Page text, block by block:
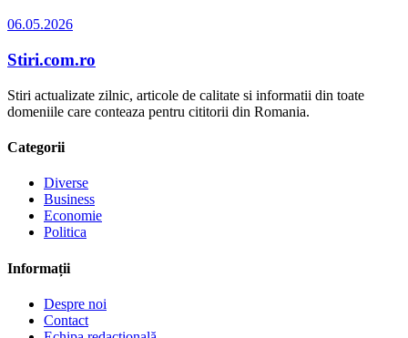
06.05.2026
Stiri.com.ro
Stiri actualizate zilnic, articole de calitate si informatii din toate
domeniile care conteaza pentru cititorii din Romania.
Categorii
Diverse
Business
Economie
Politica
Informații
Despre noi
Contact